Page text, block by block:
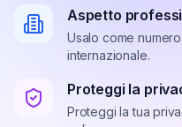
Aspetto
Usalo come
internazionale.
Proteggi la
Proteggi la tua